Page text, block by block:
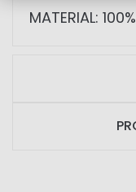
MATERIAL: